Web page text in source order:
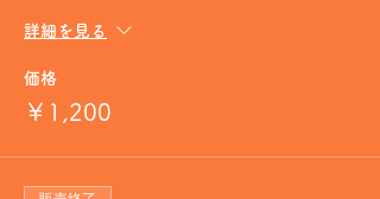
詳細を見る
価格
￥1,200